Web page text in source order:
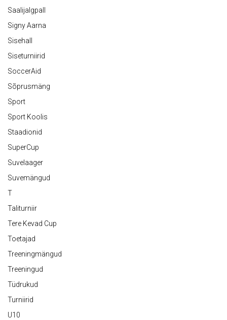
Saalijalgpall
Signy Aarna
Sisehall
Siseturniirid
SoccerAid
Sõprusmäng
Sport
Sport Koolis
Staadionid
SuperCup
Suvelaager
Suvemängud
T
Taliturniir
Tere Kevad Cup
Toetajad
Treeningmängud
Treeningud
Tüdrukud
Turniirid
U10